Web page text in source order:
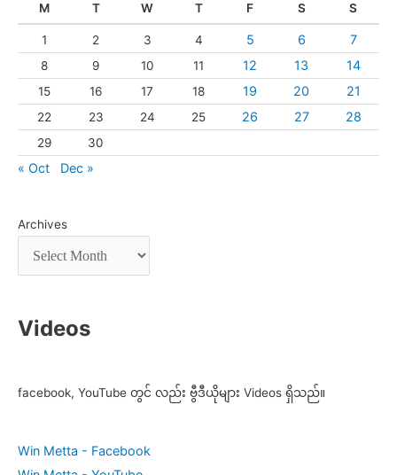
M T W T F S S
1 2 3 4 5 6 7
8 9 10 11 12 13 14
15 16 17 18 19 20 21
22 23 24 25 26 27 28
29 30
« Oct Dec »
Archives
Videos
facebook, YouTube တွင် လည်း ဗွီဒီယိုများ Videos ရှိသည်။
Win Metta - Facebook